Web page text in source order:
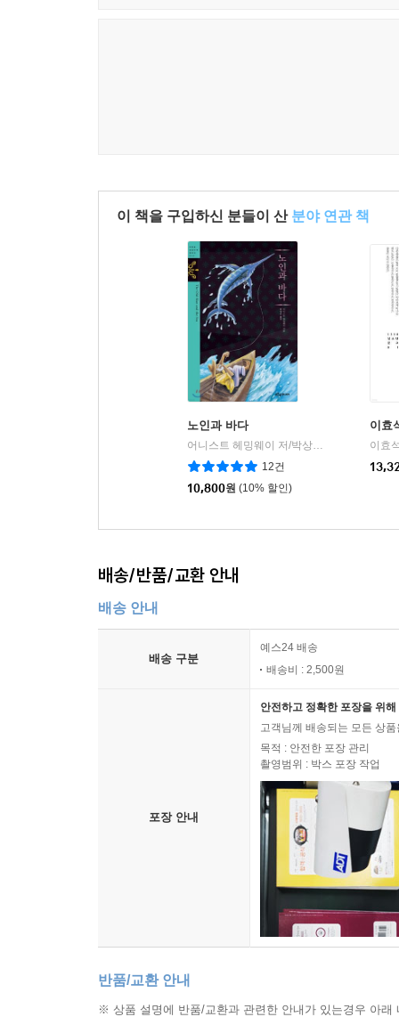
이 책을 구입하신 분들이 산 분야 연관 책
노인과 바다
어니스트 헤밍웨이 저/박상은 역
푸른숲주
12건
10,800원 (10% 할인)
이효
이효
배송/반품/교환 안내
배송 안내
배송 구분
예스24 배송
배송비 : 2,500원
포장 안내
안전하고 정확한 포장을 위
고객님께 배송되는 모든 상
목적 : 안전한 포장 관리
촬영범위 : 박스 포장 작업
반품/교환 안내
※ 상품 설명에 반품/교환과 관련한 안내가 있는경우 아